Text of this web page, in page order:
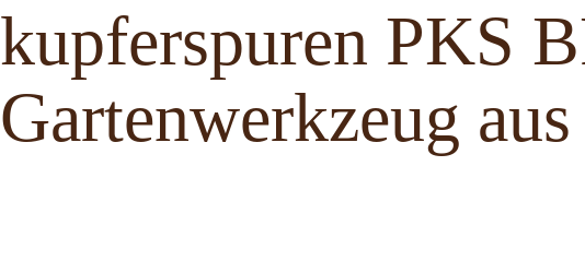
kupferspuren PKS
Gartenwerkzeug